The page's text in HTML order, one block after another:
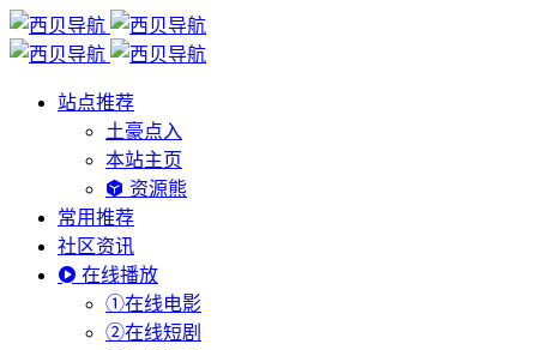
站点推荐
土豪点入
本站主页
资源熊
常用推荐
社区资讯
在线播放
①在线电影
②在线短剧